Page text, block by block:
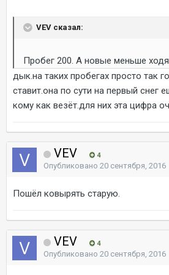
VEV сказал:
Пробег 200. А новые меньше
дык.на таких пробегах просто так
ставит.она по сути на первый снег
кому как везёт.для них эта цифра
VEV 4
Опубликовано 20 сентября, 2016
Пошёл ковырять старую.
VEV 4
Опубликовано 20 сентября, 2016